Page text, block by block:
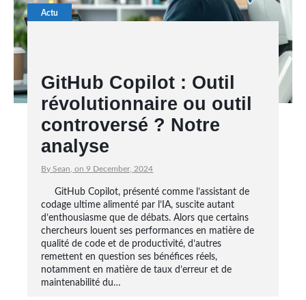
Actu
GitHub Copilot : Outil
révolutionnaire ou outil
controversé ? Notre
analyse
By Sean, on 9 December, 2024
GitHub Copilot, présenté comme l’assistant de
codage ultime alimenté par l’IA, suscite autant
d’enthousiasme que de débats. Alors que certains
chercheurs louent ses performances en matière de
qualité de code et de productivité, d’autres
remettent en question ses bénéfices réels,
notamment en matière de taux d’erreur et de
maintenabilité du…